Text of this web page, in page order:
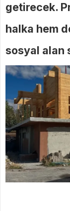
getirecek.
halka hem
sosyal alan